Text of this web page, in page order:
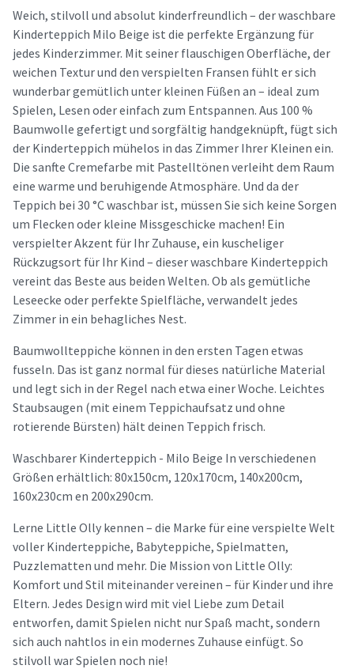
Weich, stilvoll und absolut kinderfreundlich – der waschbare
Kinderteppich Milo Beige ist die perfekte Ergänzung für
jedes Kinderzimmer. Mit seiner flauschigen Oberfläche, der
weichen Textur und den verspielten Fransen fühlt er sich
wunderbar gemütlich unter kleinen Füßen an – ideal zum
Spielen, Lesen oder einfach zum Entspannen. Aus 100 %
Baumwolle gefertigt und sorgfältig handgeknüpft, fügt sich
der Kinderteppich mühelos in das Zimmer Ihrer Kleinen ein.
Die sanfte Cremefarbe mit Pastelltönen verleiht dem Raum
eine warme und beruhigende Atmosphäre. Und da der
Teppich bei 30 °C waschbar ist, müssen Sie sich keine Sorgen
um Flecken oder kleine Missgeschicke machen! Ein
verspielter Akzent für Ihr Zuhause, ein kuscheliger
Rückzugsort für Ihr Kind – dieser waschbare Kinderteppich
vereint das Beste aus beiden Welten. Ob als gemütliche
Leseecke oder perfekte Spielfläche, verwandelt jedes
Zimmer in ein behagliches Nest.
Baumwollteppiche können in den ersten Tagen etwas
fusseln. Das ist ganz normal für dieses natürliche Material
und legt sich in der Regel nach etwa einer Woche. Leichtes
Staubsaugen (mit einem Teppichaufsatz und ohne
rotierende Bürsten) hält deinen Teppich frisch.
Waschbarer Kinderteppich - Milo Beige In verschiedenen
Größen erhältlich: 80x150cm, 120x170cm, 140x200cm,
160x230cm en 200x290cm.
Lerne Little Olly kennen – die Marke für eine verspielte Welt
voller Kinderteppiche, Babyteppiche, Spielmatten,
Puzzlematten und mehr. Die Mission von Little Olly:
Komfort und Stil miteinander vereinen – für Kinder und ihre
Eltern. Jedes Design wird mit viel Liebe zum Detail
entworfen, damit Spielen nicht nur Spaß macht, sondern
sich auch nahtlos in ein modernes Zuhause einfügt. So
stilvoll war Spielen noch nie!